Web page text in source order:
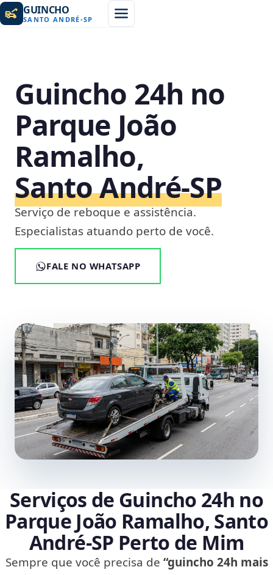
GUINCHO
SANTO ANDRÉ-SP
Guincho 24h no
Parque João
Ramalho,
Santo André‑SP
Serviço de reboque e assistência.
Especialistas atuando perto de você.
FALE NO WHATSAPP
Serviços de Guincho 24h no
Parque João Ramalho, Santo
André‑SP Perto de Mim
Sempre que você precisa de “guincho 24h mais